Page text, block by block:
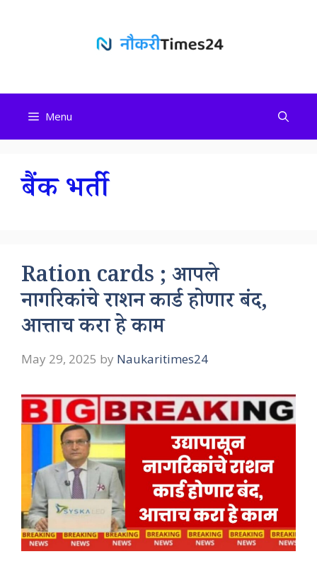
Menu
बैंक भर्ती
Ration cards ; आपले
नागरिकांचे राशन कार्ड होणार बंद,
आत्ताच करा हे काम
May 29, 2025 by Naukaritimes24